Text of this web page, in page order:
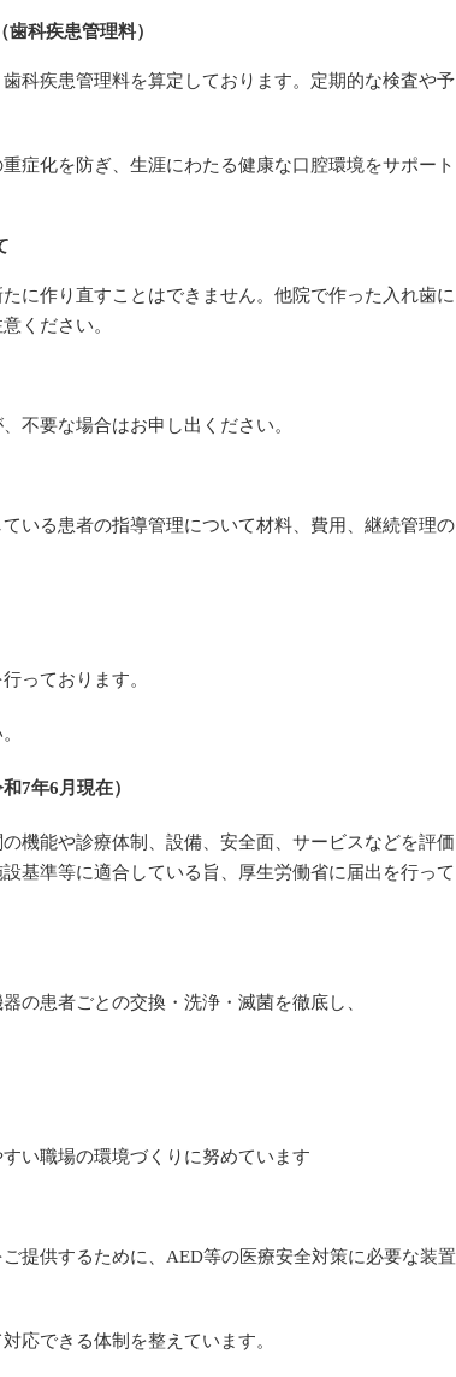
科疾患管理料）
科疾患管理料を算定しております。定期的な検査や予
症化を防ぎ、生涯にわたる健康な口腔環境をサポート
に作り直すことはできません。他院で作った入れ歯に
ください。
不要な場合はお申し出ください。
いる患者の指導管理について材料、費用、継続管理の
っております。
和7年6月現在）
機能や診療体制、設備、安全面、サービスなどを評価
基準等に適合している旨、厚生労働省に届出を行って
の患者ごとの交換・洗浄・滅菌を徹底し、
い職場の環境づくりに努めています
提供するために、AED等の医療安全対策に必要な装置
応できる体制を整えています。